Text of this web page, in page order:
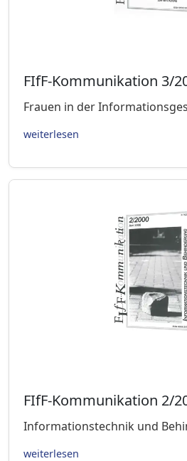
FIfF-Kommunikation 3/
Frauen in der
weiterlesen
FIfF-Kommunikation 2/
Informationstechnik und
weiterlesen